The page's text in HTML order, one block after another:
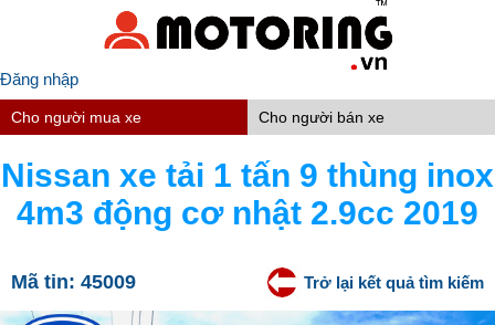
Đăng nhập
Cho người mua xe Cho người bán xe
Nissan xe tải 1 tấn 9 thùng inox
4m3 động cơ nhật 2.9cc 2019
Mã tin: 45009 Trở lại kết quả tìm kiếm